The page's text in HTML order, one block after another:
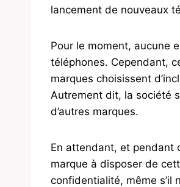
lancement de nouveaux
Pour le moment, aucune
téléphones. Cependant,
marques choisissent
Autrement dit, la société
d’autres marques.
En attendant, et pendant
marque à disposer de
confidentialité, même s’il